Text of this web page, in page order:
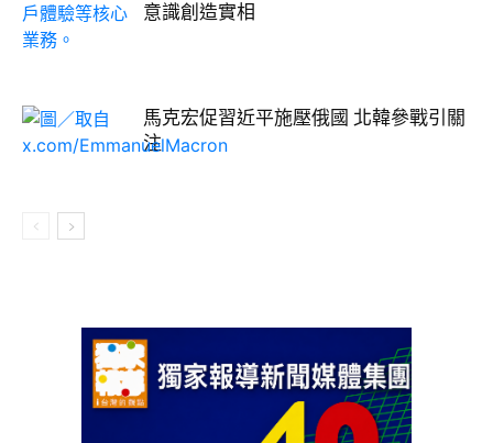
意識創造實相
馬克宏促習近平施壓俄國 北韓參戰引關
注